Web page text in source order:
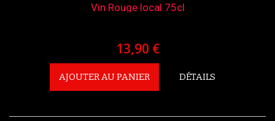
Vin Rouge local 75cl
13,90 €
AJOUTER AU PANIER DÉTAILS